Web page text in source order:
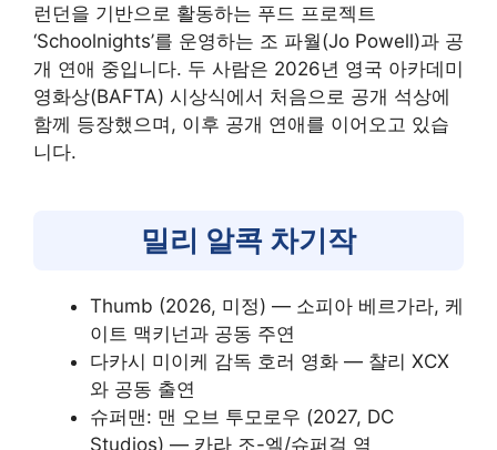
런던을 기반으로 활동하는 푸드 프로젝트
‘Schoolnights’를 운영하는 조 파월(Jo Powell)과 공
개 연애 중입니다. 두 사람은 2026년 영국 아카데미
영화상(BAFTA) 시상식에서 처음으로 공개 석상에
함께 등장했으며, 이후 공개 연애를 이어오고 있습
니다.
밀리 알콕 차기작
Thumb (2026, 미정) — 소피아 베르가라, 케
이트 맥키넌과 공동 주연
다카시 미이케 감독 호러 영화 — 챨리 XCX
와 공동 출연
슈퍼맨: 맨 오브 투모로우 (2027, DC
Studios) — 카라 조-엘/슈퍼걸 역